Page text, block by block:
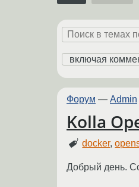
Форум — Admin
Kolla
docker,
Добрый день.